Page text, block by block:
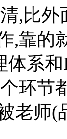
,比
,靠的
体系
环节
老师(